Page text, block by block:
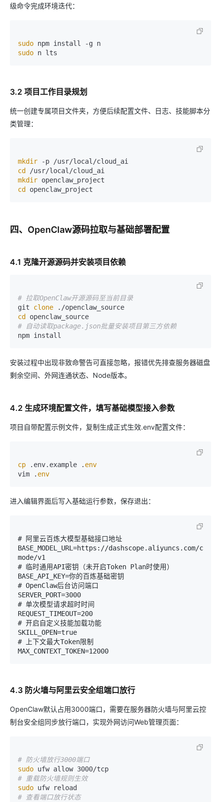
级命令完成环境迭代：
sudo
sudo
3.2 项目工作目录规划
统一创建专属项目文件夹，方便后续配置文件、日志、技能脚本分
类管理：
mkdir
cd
mkdir
cd
四、OpenClaw源码拉取与基础部署配置
4.1 克隆开源源码并安装项目依赖
# 拉取OpenClaw开源源码至当前目录
git clone
cd
# 自动读取package.json批量安装项目第三方依赖
安装过程中出现非致命警告可直接忽略，报错优先排查服务器磁盘
剩余空间、外网连通状态、Node版本。
4.2 生成环境配置文件，填写基础模型接入参数
项目自带配置示例文件，复制生成正式生效.env配置文件：
cp .env.example . env
vim . env
进入编辑界面后写入基础运行参数，保存退出：
# 阿里云百炼大模型基础接口地址
BASE_MODEL_URL=https://dashscope.aliyuncs.com/
mode/v1
# 临时通用API密钥（未开启Token Plan时使用）
BASE_API_KEY=你的百炼基础密钥
# OpenClaw后台访问端口
SERVER_PORT=3000
# 单次模型请求超时时间
REQUEST_TIMEOUT=200
# 开启自定义技能加载功能
SKILL_OPEN=true
# 上下文最大Token限制
4.3 防火墙与阿里云安全组端口放行
OpenClaw默认占用3000端口，需要在服务器防火墙与阿里云控
制台安全组同步放行端口，实现外网访问Web管理页面：
# 防火墙放行3000端口
sudo
# 重载防火墙规则生效
sudo
# 查看端口放行状态